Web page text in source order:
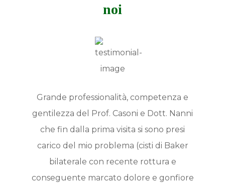
noi
Grande professionalità, competenza e
gentilezza del Prof. Casoni e Dott. Nanni
che fin dalla prima visita si sono presi
carico del mio problema (cisti di Baker
bilaterale con recente rottura e
conseguente marcato dolore e gonfiore